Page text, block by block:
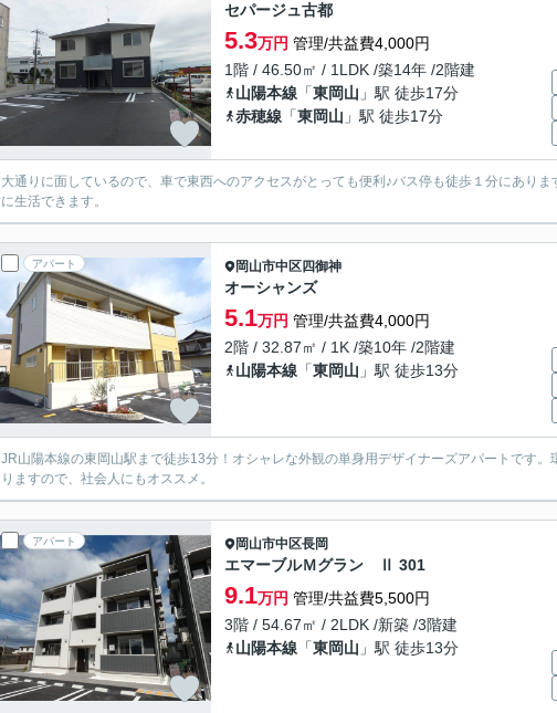
セパージュ古都
5.3万円 管理/共益費4,000円
1階 / 46.50㎡ / 1LDK /築14年 /2階建
山陽本線 「東岡山 」駅 徒歩17分
赤穂線 「東岡山 」駅 徒歩17分
大通りに面しているので、車で東西へのアクセスがとっても便利♪バス停も徒歩１分にあり
に生活できます。
アパート 岡山市中区四御神
オーシャンズ
5.1万円 管理/共益費4,000円
2階 / 32.87㎡ / 1K /築10年 /2階建
山陽本線 「東岡山 」駅 徒歩13分
JR山陽本線の東岡山駅まで徒歩13分！オシャレな外観の単身用デザイナーズアパートです
りますので、社会人にもオススメ。
アパート 岡山市中区長岡
エマーブルＭグラン Ⅱ 301
9.1万円 管理/共益費5,500円
3階 / 54.67㎡ / 2LDK /新築 /3階建
山陽本線 「東岡山 」駅 徒歩13分